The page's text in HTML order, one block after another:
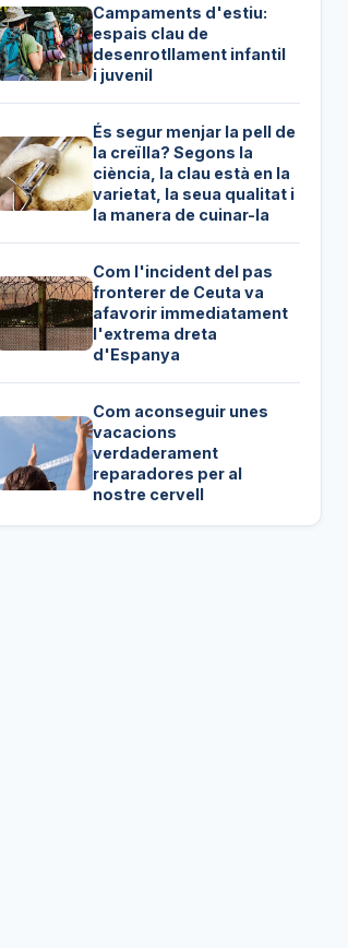
Campaments d'estiu:
espais clau de
desenrotllament infantil
i juvenil
És segur menjar la pell de
la creïlla? Segons la
ciència, la clau està en la
varietat, la seua qualitat i
la manera de cuinar-la
Com l'incident del pas
fronterer de Ceuta va
afavorir immediatament
l'extrema dreta
d'Espanya
Com aconseguir unes
vacacions
verdaderament
reparadores per al
nostre cervell